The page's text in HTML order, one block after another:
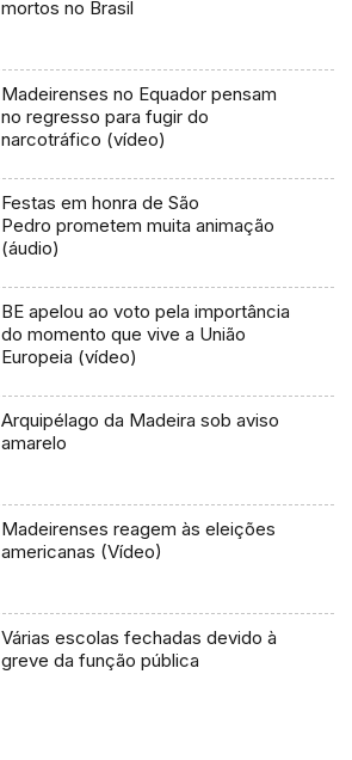
mortos no Brasil
Madeirenses no Equador pensam
no regresso para fugir do
narcotráfico (vídeo)
Festas em honra de São
Pedro prometem muita animação
(áudio)
BE apelou ao voto pela importância
do momento que vive a União
Europeia (vídeo)
Arquipélago da Madeira sob aviso
amarelo
Madeirenses reagem às eleições
americanas (Vídeo)
Várias escolas fechadas devido à
greve da função pública